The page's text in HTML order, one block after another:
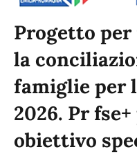
Progetto
la
famiglie per
2026. Pr
obiettivo